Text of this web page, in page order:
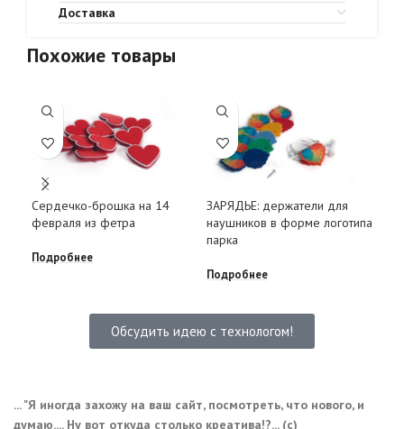
Доставка
Похожие товары
Сердечко-брошка на 14
февраля из фетра
Подробнее
ЗАРЯДЬЕ: держатели для
наушников в форме логотипа
парка
Подробнее
Обсудить идею с технологом!
... "Я иногда захожу на ваш сайт, посмотреть, что нового, и
думаю.... Ну вот откуда столько креатива!?... (с)